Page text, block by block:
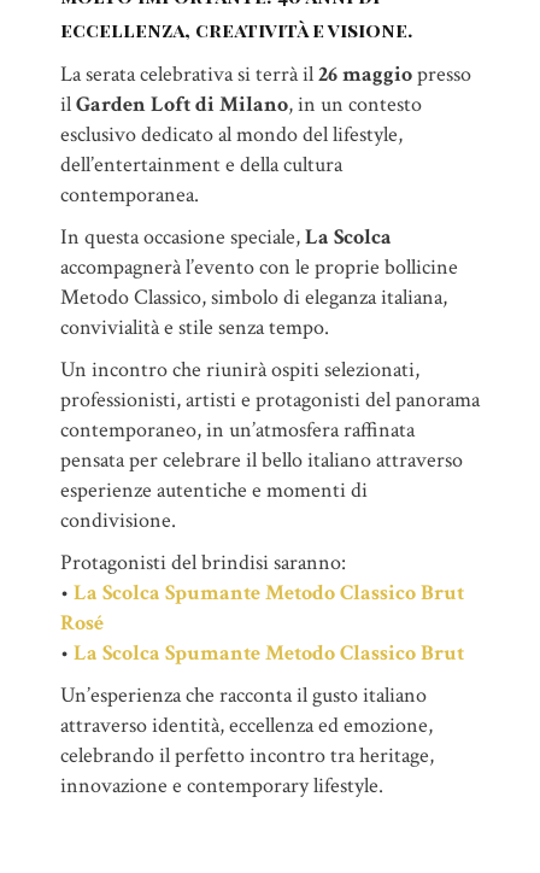
eccellenza, creatività e visione.
La serata celebrativa si terrà il26 maggiopresso
ilGarden Loft di Milano, in un contesto
esclusivo dedicato al mondo del lifestyle,
dell’entertainment e della cultura
contemporanea.
In questa occasione speciale,La Scolca
accompagnerà l’evento con le proprie bollicine
Metodo Classico, simbolo di eleganza italiana,
convivialità e stile senza tempo.
Un incontro che riunirà ospiti selezionati,
professionisti, artisti e protagonisti del panorama
contemporaneo, in un’atmosfera raffinata
pensata per celebrare il bello italiano attraverso
esperienze autentiche e momenti di
condivisione.
Protagonisti del brindisi saranno:
• La Scolca Spumante Metodo Classico Brut
Rosé
• La Scolca Spumante Metodo Classico Brut
Un’esperienza che racconta il gusto italiano
attraverso identità, eccellenza ed emozione,
celebrando il perfetto incontro tra heritage,
innovazione e contemporary lifestyle.